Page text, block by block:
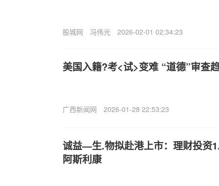
股城网 冯伟光 2026-02-01 02:34:23
美国入籍?考<试>变难 “道德”审查
广西新闻网 2026-01-28 22:53:23
诚益—生.物拟赴港上市：理财投资
阿斯利康